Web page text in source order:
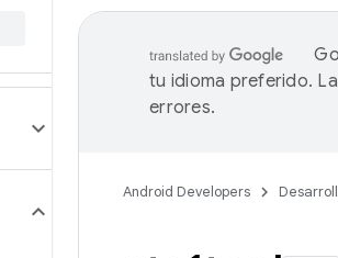
tu idioma preferido.
errores.
Android Developers